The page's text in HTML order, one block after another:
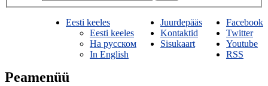
Facebook
Twitter
Youtube
RSS
Juurdepääs
Kontaktid
Sisukaart
Eesti keeles
Eesti keeles
На русском
In English
Peamenüü